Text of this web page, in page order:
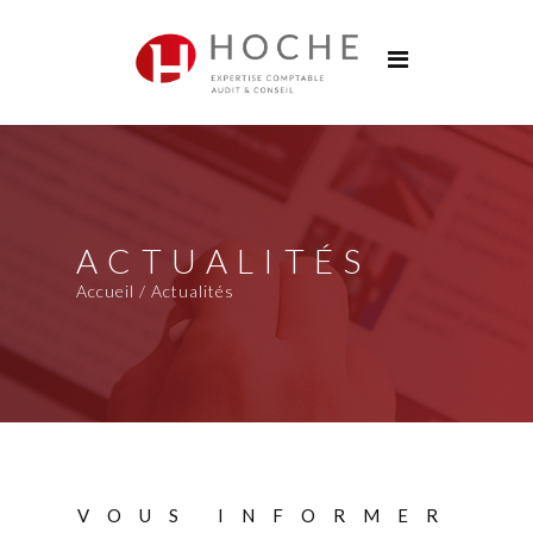
Services
Actualités
Contact
ACTUALITÉS
Accueil / Actualités
VOUS INFORMER